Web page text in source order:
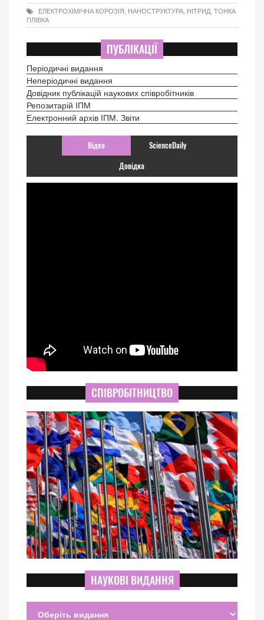
ЕЛЕКТРОХІМІЧНА КОРОЗІЯ, НАНОСТРУКТУРА, НІТРИД, ТОНКА
ПЛІВКА
ПУБЛІКАЦІЇ
Періодичні видання
Неперіодичні видання
Довідник публікацій наукових співробітників
Репозитарій ІПМ
Електронний архів ІПМ. Звіти
Відео ScienceDaily
Довідка
СПІВРОБІТНИЦТВО
НАУКОВІ ВИДАННЯ